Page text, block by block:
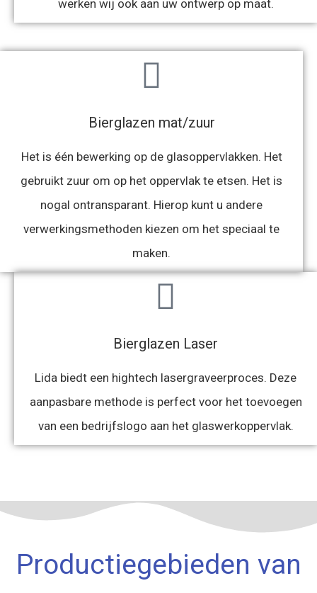
werken wij ook aan uw ontwerp op maat.
Bierglazen mat/zuur
Het is één bewerking op de glasoppervlakken. Het
gebruikt zuur om op het oppervlak te etsen. Het is
nogal ontransparant. Hierop kunt u andere
verwerkingsmethoden kiezen om het speciaal te
maken.
Bierglazen Laser
Lida biedt een hightech lasergraveerproces. Deze
aanpasbare methode is perfect voor het toevoegen
van een bedrijfslogo aan het glaswerkoppervlak.
Productiegebieden van